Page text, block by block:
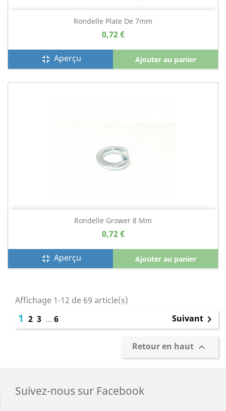
Rondelle Plate De 7mm
0,72 €
fullscreen_exit Aperçu Ajouter au panier
Rondelle Grower 8 Mm
0,72 €
fullscreen_exit Aperçu Ajouter au panier
Affichage 1-12 de 69 article(s)
1 2 3 … 6 Suivant 
Retour en haut 
Suivez-nous sur Facebook